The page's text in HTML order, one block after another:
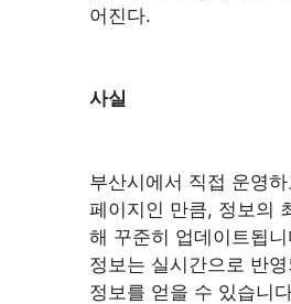
어진다.
사실
부산시에서 직접 운영
페이지인 만큼, 정보의
해 꾸준히 업데이트됩
정보는 실시간으로 반
정보를 얻을 수 있습니